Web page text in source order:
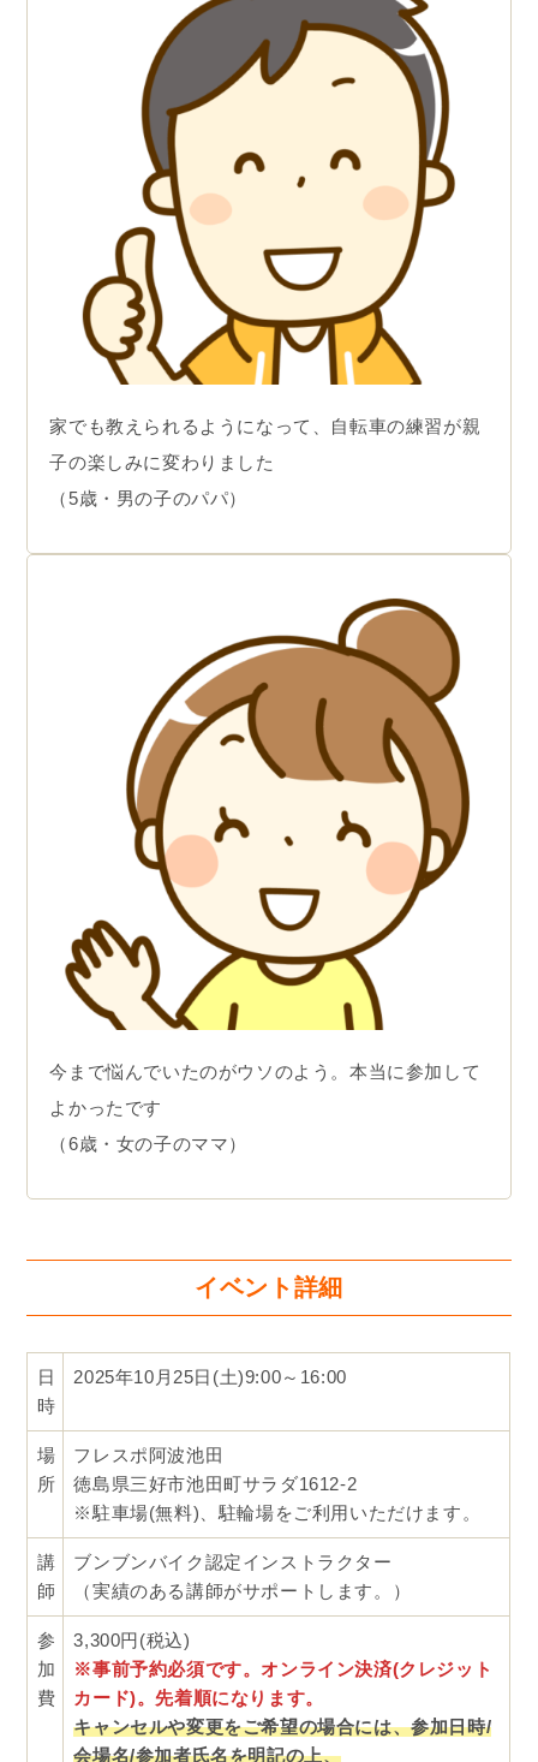
家でも教えられるようになって、自転車の練習が親
子の楽しみに変わりました
（5歳・男の子のパパ）
今まで悩んでいたのがウソのよう。本当に参加して
よかったです
（6歳・女の子のママ）
イベント詳細
日
時
2025年10月25日(土)9:00～16:00
場
所
フレスポ阿波池田
徳島県三好市池田町サラダ1612-2
※駐車場(無料)、駐輪場をご利用いただけます。
講
師
ブンブンバイク認定インストラクター
（実績のある講師がサポートします。）
参
加
費
3,300円(税込)
※事前予約必須です。オンライン決済(クレジット
カード)。先着順になります。
キャンセルや変更をご希望の場合には、参加日時/
会場名/参加者氏名を明記の上、